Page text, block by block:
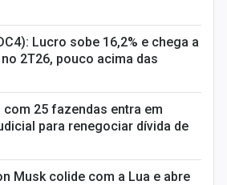
Lucro sobe 16,2% e chega a
2T26, pouco acima das
com 25 fazendas entra em
para renegociar dívida de
Musk colide com a Lua e abre